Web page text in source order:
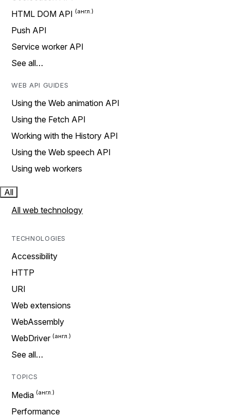
HTML DOM API
Push API
Service worker API
See all…
WEB API GUIDES
Using the Web animation API
Using the Fetch API
Working with the History API
Using the Web speech API
Using web workers
All
All web technology
TECHNOLOGIES
Accessibility
HTTP
URI
Web extensions
WebAssembly
WebDriver
See all…
TOPICS
Media
Performance